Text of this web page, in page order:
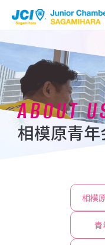
ABOUT
相模原青
相模
青